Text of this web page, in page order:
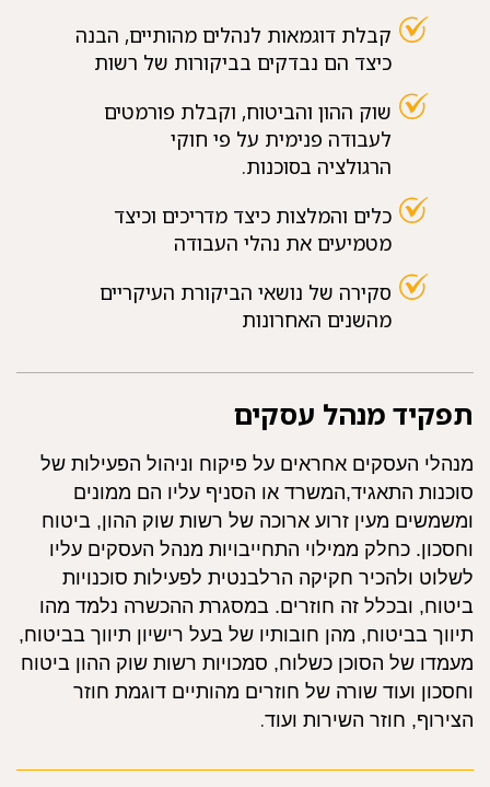
קבלת דוגמאות לנהלים מהותיים, הבנה
כיצד הם נבדקים בביקורות של רשות
שוק ההון והביטוח, וקבלת פורמטים
לעבודה פנימית על פי חוקי
הרגולציה בסוכנות.
כלים והמלצות כיצד מדריכים וכיצד
מטמיעים את נהלי העבודה
סקירה של נושאי הביקורת העיקריים
מהשנים האחרונות
תפקיד מנהל עסקים
מנהלי העסקים אחראים על פיקוח וניהול הפעילות של
סוכנות התאגיד,המשרד או הסניף עליו הם ממונים
ומשמשים מעין זרוע ארוכה של רשות שוק ההון, ביטוח
וחסכון. כחלק ממילוי התחייבויות מנהל העסקים עליו
לשלוט ולהכיר חקיקה הרלבנטית לפעילות סוכנויות
ביטוח, ובכלל זה חוזרים. במסגרת ההכשרה נלמד מהו
תיווך בביטוח, מהן חובותיו של בעל רישיון תיווך בביטוח,
מעמדו של הסוכן כשלוח, סמכויות רשות שוק ההון ביטוח
וחסכון ועוד שורה של חוזרים מהותיים דוגמת חוזר
הצירוף, חוזר השירות ועוד.